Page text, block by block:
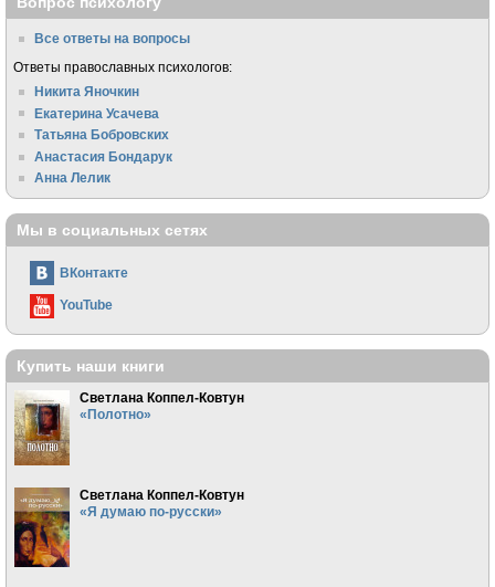
Все ответы на вопросы
Ответы православных психологов:
Никита Яночкин
Екатерина Усачева
Татьяна Бобровских
Анастасия Бондарук
Анна Лелик
Мы в социальных сетях
ВКонтакте
YouTube
Купить наши книги
Светлана Коппел-Ковтун
«Полотно»
Светлана Коппел-Ковтун
«Я думаю по-русски»